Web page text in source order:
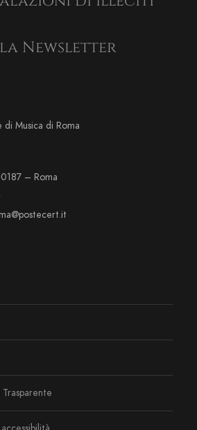
Newsletter
Musica di Roma
– Roma